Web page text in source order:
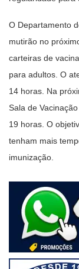
O Departamento
mutirão no
carteiras de
para adultos. O
14 horas. Na
Sala de
19 horas. O
tenham mais
imunização.